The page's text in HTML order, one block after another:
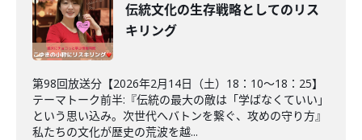
伝統文化の生存戦略としてのリス
キリング
第98回放送分【2026年2月14日（土）18：10～18：25】
テーマトーク前半:『伝統の最大の敵は「学ばなくていい」
という思い込み。次世代へバトンを繋ぐ、攻めの守り方』
私たちの文化が歴史の荒波を越...